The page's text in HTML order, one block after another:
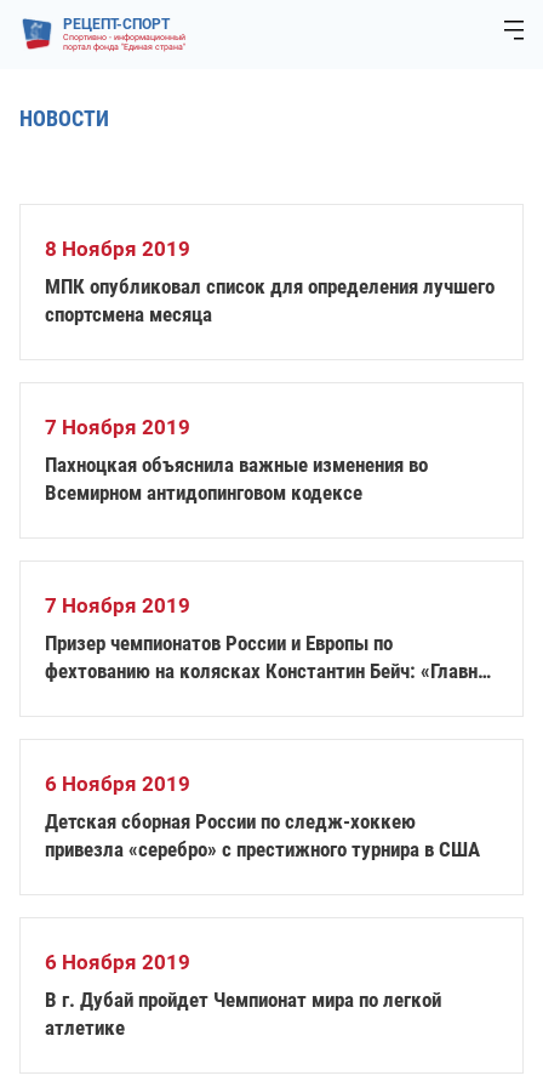
РЕЦЕПТ-СПОРТ
Спортивно - информационный
портал фонда "Единая страна"
НОВОСТИ
8 Ноября 2019
МПК опубликовал список для определения лучшего
спортсмена месяца
7 Ноября 2019
Пахноцкая объяснила важные изменения во
Всемирном антидопинговом кодексе
7 Ноября 2019
Призер чемпионатов России и Европы по
фехтованию на колясках Константин Бейч: «Главное
6 Ноября 2019
Детская сборная России по следж-хоккею
привезла «серебро» с престижного турнира в США
6 Ноября 2019
В г. Дубай пройдет Чемпионат мира по легкой
атлетике